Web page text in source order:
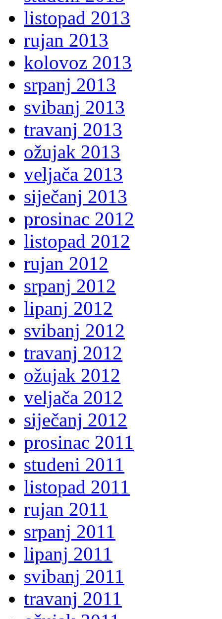
listopad 2013
rujan 2013
kolovoz 2013
srpanj 2013
svibanj 2013
travanj 2013
ožujak 2013
veljača 2013
siječanj 2013
prosinac 2012
listopad 2012
rujan 2012
srpanj 2012
lipanj 2012
svibanj 2012
travanj 2012
ožujak 2012
veljača 2012
siječanj 2012
prosinac 2011
studeni 2011
listopad 2011
rujan 2011
srpanj 2011
lipanj 2011
svibanj 2011
travanj 2011